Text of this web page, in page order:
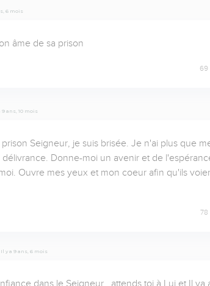
6 mois
âme de sa prison
69
9 ans, 10 mois
Seigneur, je suis brisée. Je n'ai plus que
délivrance. Donne-moi un avenir et de
Ouvre mes yeux et mon coeur afin qu'ils
78
Il y a 9 ans, 6 mois
dans le Seigneur,  attends toi à Lui et Il va